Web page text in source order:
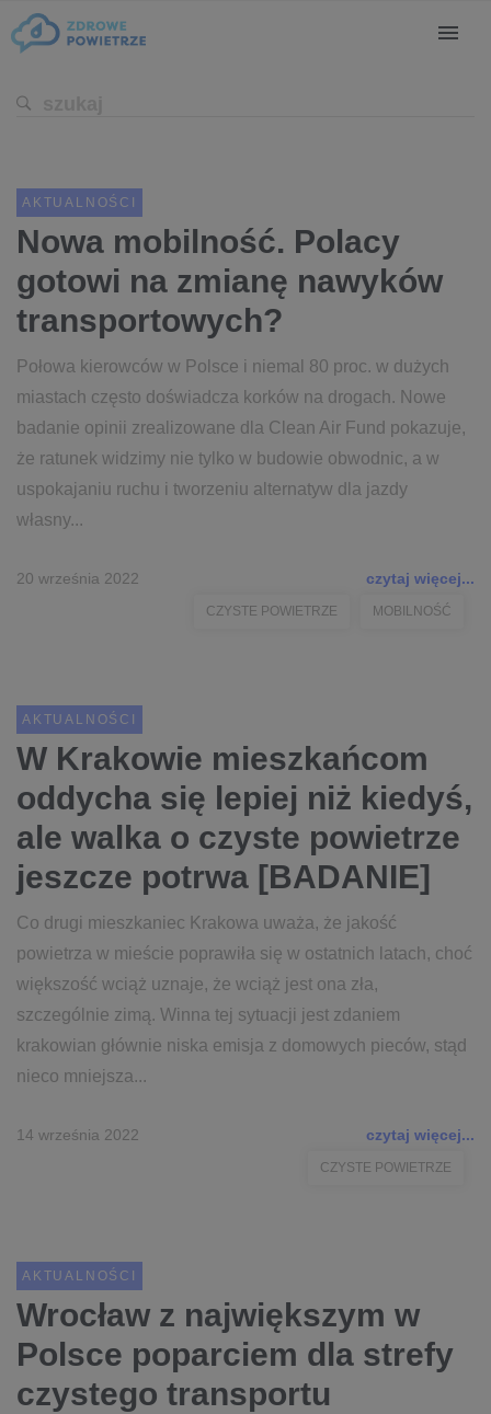
AKTUALNOŚCI
Nowa mobilność. Polacy
gotowi na zmianę nawyków
transportowych?
Połowa kierowców w Polsce i niemal 80 proc. w dużych
miastach często doświadcza korków na drogach. Nowe
badanie opinii zrealizowane dla Clean Air Fund pokazuje,
że ratunek widzimy nie tylko w budowie obwodnic, a w
uspokajaniu ruchu i tworzeniu alternatyw dla jazdy
własny...
20 września 2022 czytaj więcej...
CZYSTE POWIETRZE MOBILNOŚĆ
AKTUALNOŚCI
W Krakowie mieszkańcom
oddycha się lepiej niż kiedyś,
ale walka o czyste powietrze
jeszcze potrwa [BADANIE]
Co drugi mieszkaniec Krakowa uważa, że jakość
powietrza w mieście poprawiła się w ostatnich latach, choć
większość wciąż uznaje, że wciąż jest ona zła,
szczególnie zimą. Winna tej sytuacji jest zdaniem
krakowian głównie niska emisja z domowych pieców, stąd
nieco mniejsza...
14 września 2022 czytaj więcej...
CZYSTE POWIETRZE
AKTUALNOŚCI
Wrocław z największym w
Polsce poparciem dla strefy
czystego transportu